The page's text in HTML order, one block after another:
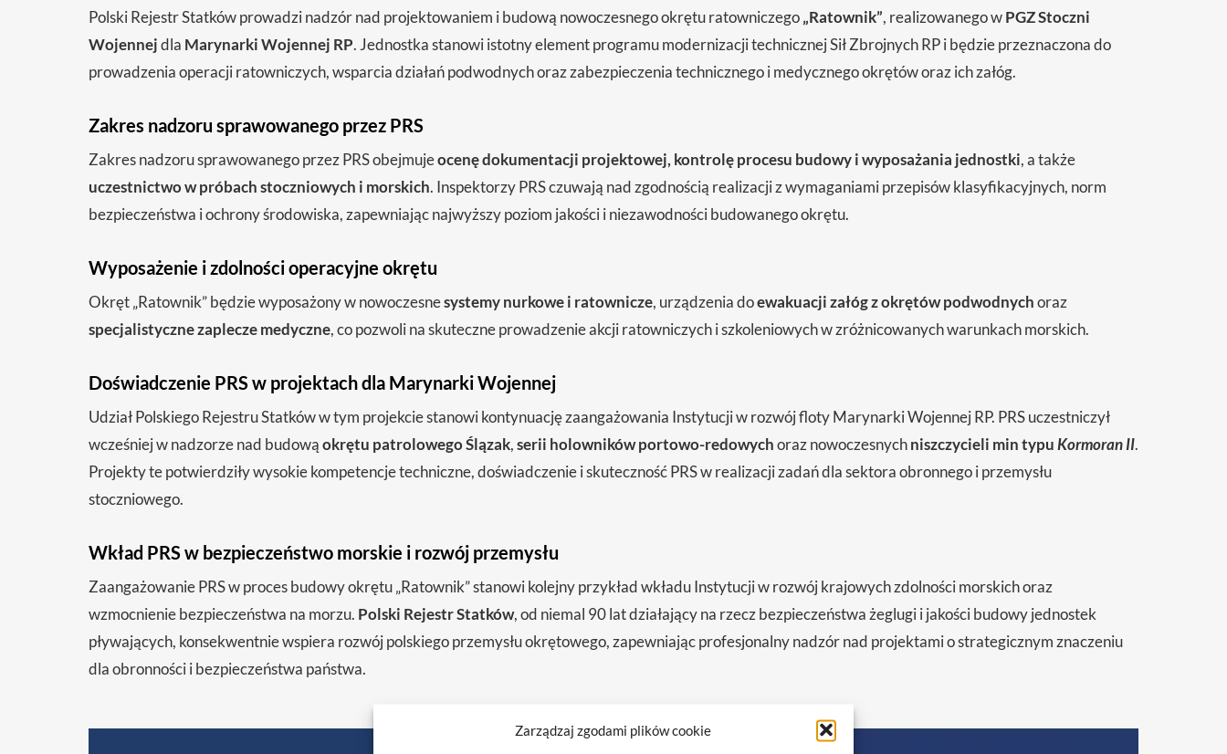
Zarządzaj zgodami plików cookie
Polski Rejestr Statków prowadzi nadzór nad projektowaniem i budową nowoczesnego okrętu ratowniczego„Ratownik”, realizowanego wPGZ Stoczni
Wojennejdla Marynarki Wojennej RP. Jednostka stanowi istotny element programu modernizacji technicznej Sił Zbrojnych RP i będzie przeznaczona do
prowadzenia operacji ratowniczych, wsparcia działań podwodnych oraz zabezpieczenia technicznego i medycznego okrętów oraz ich załóg.
Zakres nadzoru sprawowanego przez PRS
Zakres nadzoru sprawowanego przez PRS obejmujeocenę dokumentacji projektowej, kontrolę procesu budowy i wyposażania jednostki, a także
uczestnictwo w próbach stoczniowych i morskich. Inspektorzy PRS czuwają nad zgodnością realizacji z wymaganiami przepisów klasyfikacyjnych, norm
bezpieczeństwa i ochrony środowiska, zapewniając najwyższy poziom jakości i niezawodności budowanego okrętu.
Wyposażenie i zdolności operacyjne okrętu
Okręt „Ratownik” będzie wyposażony w nowoczesnesystemy nurkowe i ratownicze, urządzenia doewakuacji załóg z okrętów podwodnychoraz
specjalistyczne zaplecze medyczne, co pozwoli na skuteczne prowadzenie akcji ratowniczych i szkoleniowych w zróżnicowanych warunkach morskich.
Doświadczenie PRS w projektach dla Marynarki Wojennej
Udział Polskiego Rejestru Statków w tym projekcie stanowi kontynuację zaangażowania Instytucji w rozwój floty Marynarki Wojennej RP. PRS uczestniczył
wcześniej w nadzorze nad budowąokrętu patrolowego Ślązak,serii holowników portowo-redowychoraz nowoczesnychniszczycieli min typuKormoran II.
Projekty te potwierdziły wysokie kompetencje techniczne, doświadczenie i skuteczność PRS w realizacji zadań dla sektora obronnego i przemysłu
stoczniowego.
Wkład PRS w bezpieczeństwo morskie i rozwój przemysłu
Zaangażowanie PRS w proces budowy okrętu „Ratownik” stanowi kolejny przykład wkładu Instytucji w rozwój krajowych zdolności morskich oraz
wzmocnienie bezpieczeństwa na morzu. Polski Rejestr Statków, od niemal 90 lat działający na rzecz bezpieczeństwa żeglugi i jakości budowy jednostek
pływających, konsekwentnie wspiera rozwój polskiego przemysłu okrętowego, zapewniając profesjonalny nadzór nad projektami o strategicznym znaczeniu
dla obronności i bezpieczeństwa państwa.